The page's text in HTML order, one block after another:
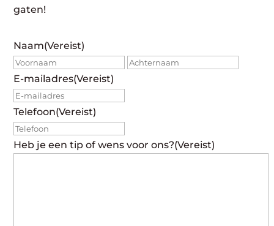
gaten!
Naam(Vereist)
Voornaam
E-mailadres(Vereist)
Telefoon(Vereist)
Heb je een tip of wens voor ons?(Vereist)